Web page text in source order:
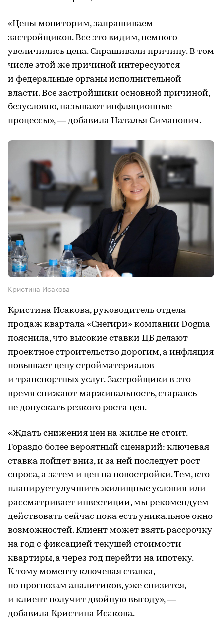
«Цены мониторим, запрашиваем
застройщиков. Все это видим, немного
увеличились цена. Спрашивали причину. В том
числе этой же причиной интересуются
и федеральные органы исполнительной
власти. Все застройщики основной причиной,
безусловно, называют инфляционные
процессы», — добавила Наталья Симанович.
Кристина Исакова
Кристина Исакова, руководитель отдела
продаж квартала «Снегири» компании Dogma
пояснила, что высокие ставки ЦБ делают
проектное строительство дорогим, а инфляция
повышает цену стройматериалов
и транспортных услуг. Застройщики в это
время снижают маржинальность, стараясь
не допускать резкого роста цен.
«Ждать снижения цен на жилье не стоит.
Гораздо более вероятный сценарий: ключевая
ставка пойдет вниз, и за ней последует рост
спроса, а затем и цен на новостройки. Тем, кто
планирует улучшить жилищные условия или
рассматривает инвестиции, мы рекомендуем
действовать сейчас пока есть уникальное окно
возможностей. Клиент может взять рассрочку
на год с фиксацией текущей стоимости
квартиры, а через год перейти на ипотеку.
К тому моменту ключевая ставка,
по прогнозам аналитиков, уже снизится,
и клиент получит двойную выгоду», —
добавила Кристина Исакова.